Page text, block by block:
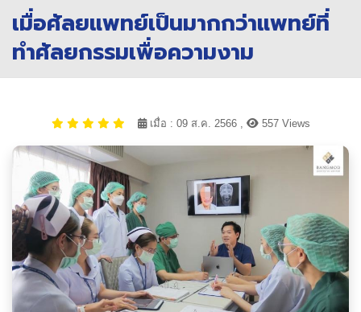
เมื่อศัลยแพทย์เป็นมากกว่าแพทย์ที่
ทำศัลยกรรมเพื่อความงาม
เมื่อ : 09 ส.ค. 2566 , 557 Views